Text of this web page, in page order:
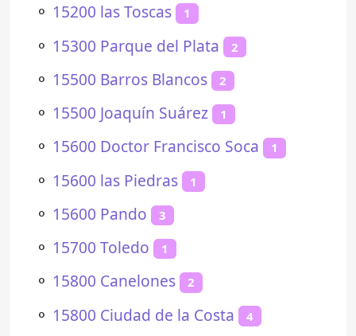
⚬ 15200 las Toscas 1
⚬ 15300 Parque del Plata 2
⚬ 15500 Barros Blancos 2
⚬ 15500 Joaquín Suárez 1
⚬ 15600 Doctor Francisco Soca 1
⚬ 15600 las Piedras 1
⚬ 15600 Pando 3
⚬ 15700 Toledo 1
⚬ 15800 Canelones 2
⚬ 15800 Ciudad de la Costa 4